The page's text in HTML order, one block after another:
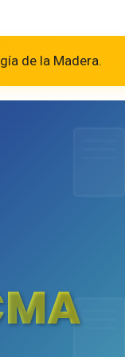
de la Madera.